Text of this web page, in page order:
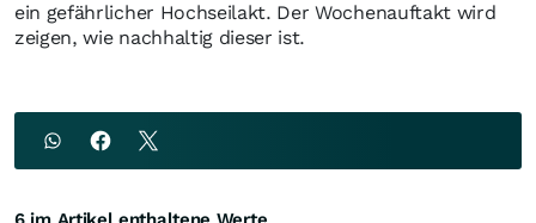
ein gefährlicher Hochseilakt. Der Wochenauftakt wird
zeigen, wie nachhaltig dieser ist.